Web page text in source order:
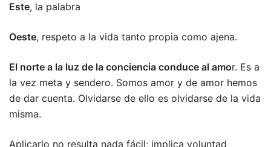
Este, la palabra
Oeste, respeto a la vida tanto propia como ajena.
El norte a la luz de la conciencia conduce al amor. Es a
la vez meta y sendero. Somos amor y de amor hemos
de dar cuenta. Olvidarse de ello es olvidarse de la vida
misma.
Aplicarlo no resulta nada fácil; implica voluntad